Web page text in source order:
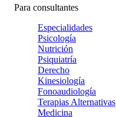
Para consultantes
Especialidades
Psicología
Nutrición
Psiquiatría
Derecho
Kinesiología
Fonoaudiología
Terapias Alternativas
Medicina